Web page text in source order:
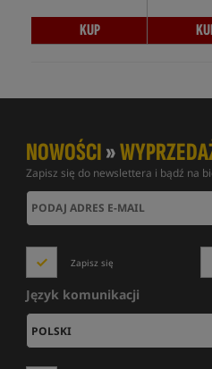
KUP
NOWOŚCI»
Zapisz się do newslettera i bądź na
Zapisz się
Język komunikacji